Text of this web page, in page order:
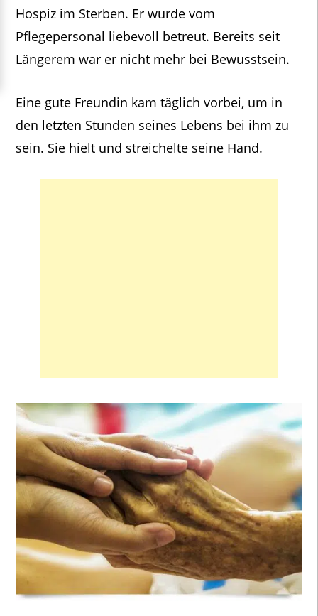
Hospiz im Sterben. Er wurde vom
Pflegepersonal liebevoll betreut. Bereits seit
Längerem war er nicht mehr bei Bewusstsein.
Eine gute Freundin kam täglich vorbei, um in
den letzten Stunden seines Lebens bei ihm zu
sein. Sie hielt und streichelte seine Hand.